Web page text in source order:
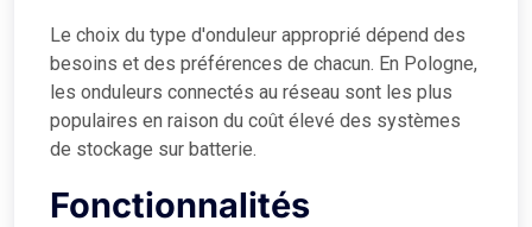
Le choix du type d'onduleur approprié dépend des
besoins et des préférences de chacun. En Pologne,
les onduleurs connectés au réseau sont les plus
populaires en raison du coût élevé des systèmes
de stockage sur batterie.
Fonctionnalités